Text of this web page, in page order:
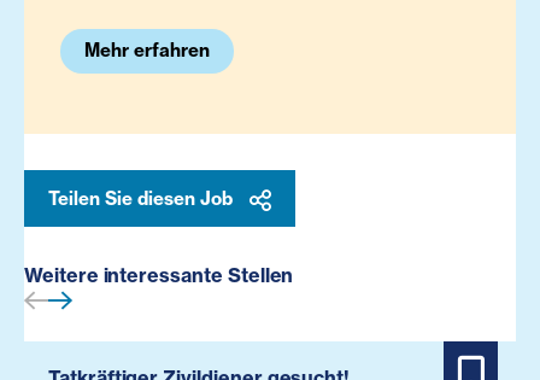
Mehr erfahren
Teilen Sie diesen Job
Weitere interessante Stellen